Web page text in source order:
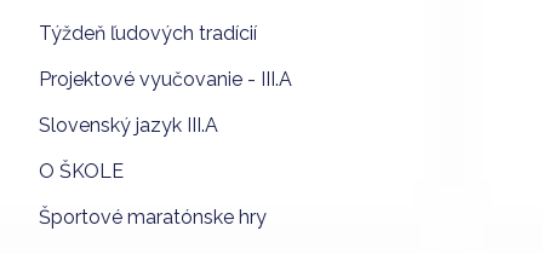
Týždeň ľudových tradícií
Projektové vyučovanie - III.A
Slovenský jazyk III.A
O ŠKOLE
Športové maratónske hry